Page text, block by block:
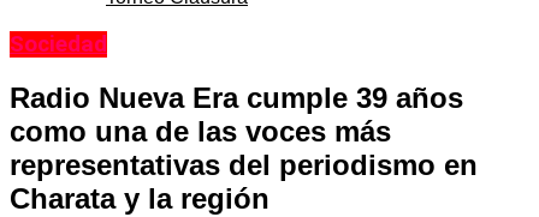
Sociedad
Radio Nueva Era cumple 39 años
como una de las voces más
representativas del periodismo en
Charata y la región